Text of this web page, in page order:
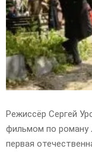
N
U
Режиссёр Сергей
фильмом по роману
первая